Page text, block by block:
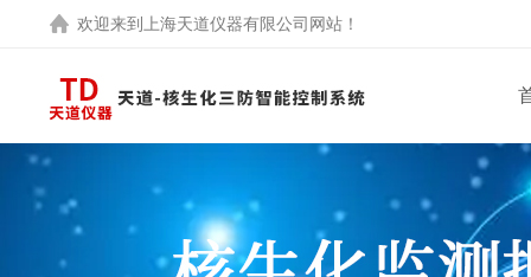
欢迎来到 上海天道仪器有限公司 网站！